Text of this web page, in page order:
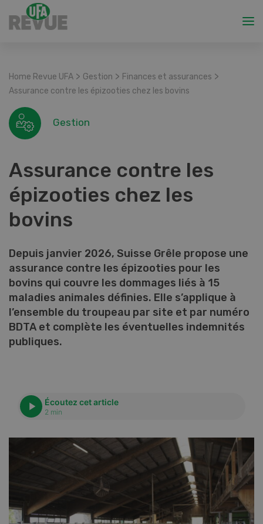
Home Revue UFA > Gestion > Finances et assurances >
Assurance contre les épizooties chez les bovins
Gestion
Assurance contre les
épizooties chez les
bovins
Depuis janvier 2026, Suisse Grêle propose une
assurance contre les épizooties pour les
bovins qui couvre les dommages liés à 15
maladies animales définies. Elle s’applique à
l’ensemble du troupeau par site et par numéro
BDTA et complète les éventuelles indemnités
publiques.
Écoutez cet article
2 min